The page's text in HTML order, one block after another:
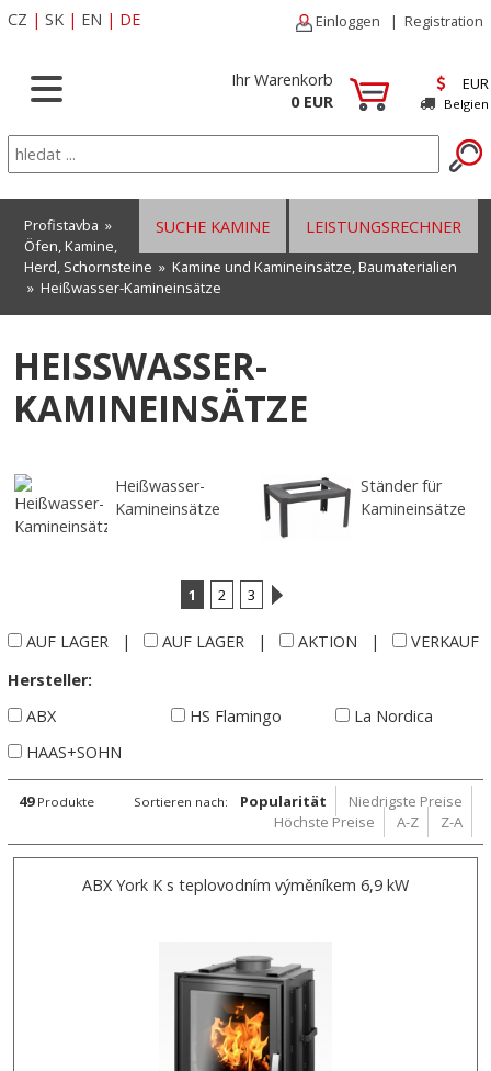
CZ | SK | EN | DE Einloggen | Registration
Ihr Warenkorb
0 EUR
EUR
Belgien
LEISTUNGSRECHNER
SUCHE KAMINE
Profistavba »
Öfen, Kamine,
Herd, Schornsteine » Kamine und Kamineinsätze, Baumaterialien
» Heißwasser-Kamineinsätze
HEISSWASSER-K
AMINEINSÄTZE
Heißwasser-
Kamineinsätze
Ständer für
Kamineinsätze
1 2 3
AUF LAGER | AUF LAGER | AKTION |
VERKAUF
Hersteller:
ABX
HS Flamingo
La Nordica
HAAS+SOHN
49 Produkte Sortieren nach: Popularität
Niedrigste Preise
Höchste Preise
A-Z Z-A
ABX York K s teplovodním výměníkem 6,9 kW